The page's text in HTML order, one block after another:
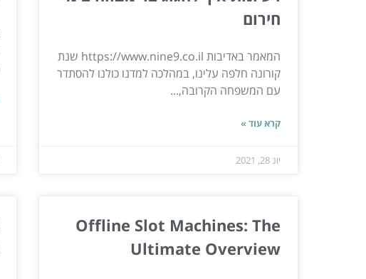
חירום
המאמר באדיבות https://www.nine9.co.il שנת
קורונה חלפה עלינו, במהלכה למדנו כולנו להסתדר
עם המשפחה הקרובה,...
קרא עוד »
יונ 28, 2021
Offline Slot Machines: The
Ultimate Overview